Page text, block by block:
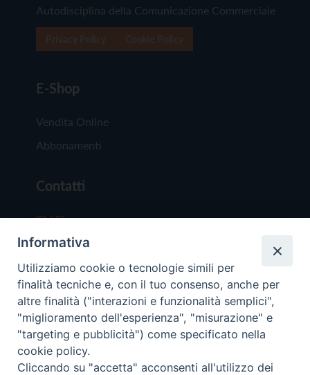
Autodisciplina della Comunicazione Commerciale
E-Shop
Vendita Online
Abbonamenti
Contatti
Chi Siamo
Redazione
Scrivici
Copyright © 2019 - Tutti i diritti riservati - Vita
Informativa
Utilizziamo cookie o tecnologie simili per
finalità tecniche e, con il tuo consenso, anche per
altre finalità ("interazioni e funzionalità semplici",
"miglioramento dell'esperienza", "misurazione" e
"targeting e pubblicità") come specificato nella
cookie policy.
Cliccando su "accetta" acconsenti all'utilizzo dei